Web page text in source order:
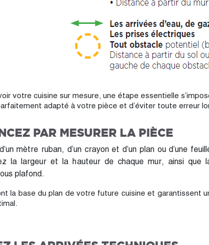
votre cuisine sur mesure, une étape essentielle
adapté à votre pièce et d’éviter toute erreur
PAR MESURER LA PIÈCE
mètre ruban, d’un crayon et d’un plan ou d’une
la largeur et la hauteur de chaque mur, ainsi que
plafond.
la base du plan de votre future cuisine et garantissent